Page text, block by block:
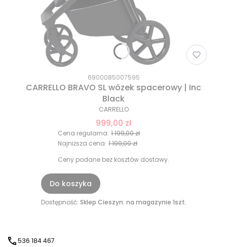
6900085007595
CARRELLO BRAVO SL wózek spacerowy | Inc
Black
CARRELLO
999,00 zł
Cena regularna: 1 199,00 zł
Najniższa cena: 1 199,00 zł
Ceny podane bez kosztów dostawy.
Do koszyka
Dostępność: Sklep Cieszyn: na magazynie 1szt.
536 184 467